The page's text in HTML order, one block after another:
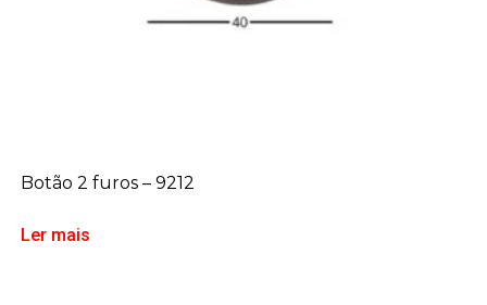
Botão 2 furos – 9212
Ler mais